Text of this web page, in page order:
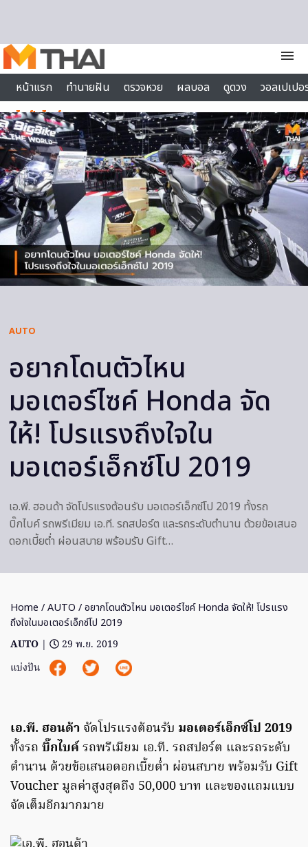
menu
หน้าแรก
ทำนายฝัน ตรวจหวย ผลบอล ดูดวง
วอลเปเป
ไลฟ์สไตล์
AUTO
อยากโดนตัวไหน
มอเตอร์ไซค์ Honda จัด
ให้! โปรแรงถึงใจใน
มอเตอร์เอ็กซ์โป 2019
เอ.พี. ฮอนด้า จัดโปรแรงต้อนรับ มอเตอร์เอ็กซ์โป 2019 ทั้งรถ
บิ๊กไบค์ รถพรีเมียม เอ.ที. รถสปอร์ต และรถระดับตำนาน ด้วยข้อเสนอ
ดอกเบี้ยต่ำ ผ่อนสบาย พร้อมรับ Gift…
Home /AUTO / อยากโดนตัวไหน มอเตอร์ไซค์ Honda จัดให้! โปรแรง
ถึงใจในมอเตอร์เอ็กซ์โป 2019
AUTO |
29 พ.ย. 2019
แบ่งปัน
เอ.พี. ฮอนด้า จัดโปรแรงต้อนรับ มอเตอร์เอ็กซ์โป 2019
ทั้งรถ บิ๊กไบค์รถพรีเมียม เอ.ที. รถสปอร์ต และรถระดับ
ตำนาน ด้วยข้อเสนอดอกเบี้ยต่ำ ผ่อนสบาย พร้อมรับ Gift
Voucher มูลค่าสูงสุดถึง 50,000 บาท และของแถมแบบ
จัดเต็มอีกมากมาย